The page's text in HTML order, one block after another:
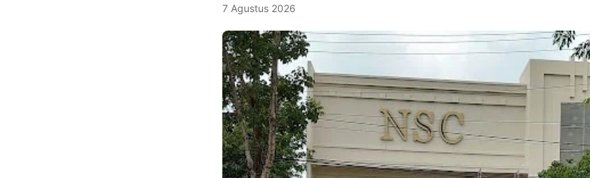
7 Agustus 2026